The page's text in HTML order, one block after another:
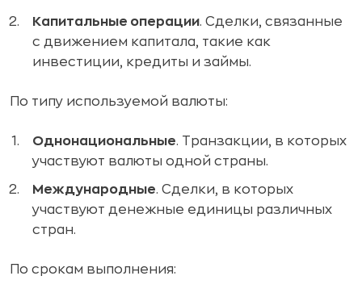
Капитальные операции. Сделки, связанные
с движением капитала, такие как
инвестиции, кредиты и займы.
По типу используемой валюты:
Однонациональные. Транзакции, в которых
участвуют валюты одной страны.
Международные. Сделки, в которых
участвуют денежные единицы различных
стран.
По срокам выполнения: